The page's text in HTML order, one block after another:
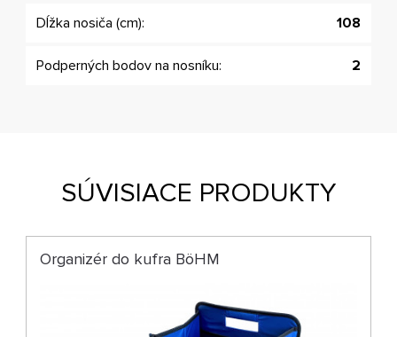
Dĺžka nosiča (cm): 108
Podperných bodov na nosníku: 2
SÚVISIACE PRODUKTY
Organizér do kufra BöHM